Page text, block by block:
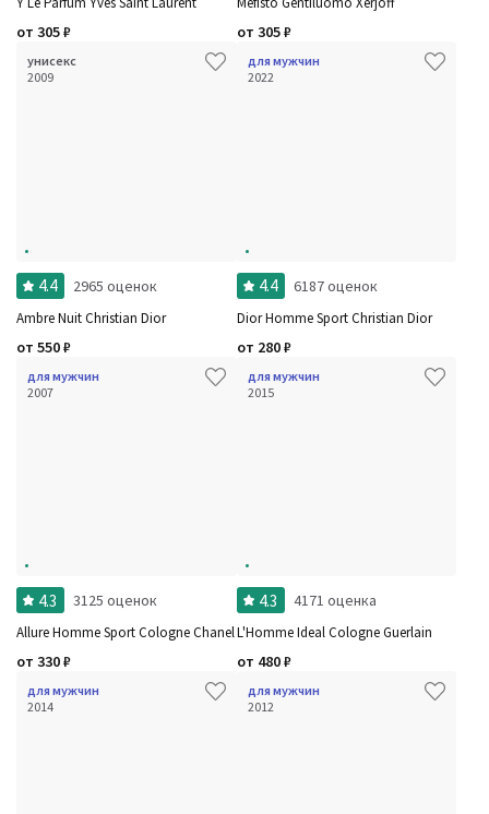
от 305₽ от 305₽
унисекс
2009
4.4 2965 оценок
Ambre Nuit Christian Dior
от 550₽
для мужчин
2022
4.4 6187 оценок
Dior Homme Sport Christian Dior
от 280₽
для мужчин
2007
4.3 3125 оценок
Allure Homme Sport Cologne Chanel
от 330₽
для мужчин
2015
4.3 4171 оценка
L'Homme Ideal Cologne Guerlain
от 480₽
для мужчин
2014
для мужчин
2012